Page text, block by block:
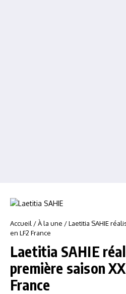
Accueil /À la une /Laetitia SAHIE
en LF2 France
Laetitia SAHIE
première saison
France